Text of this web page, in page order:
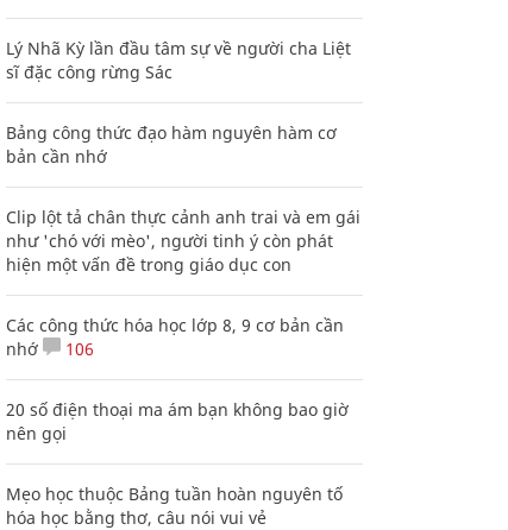
Lý Nhã Kỳ lần đầu tâm sự về người cha Liệt
sĩ đặc công rừng Sác
Bảng công thức đạo hàm nguyên hàm cơ
bản cần nhớ
Clip lột tả chân thực cảnh anh trai và em gái
như 'chó với mèo', người tinh ý còn phát
hiện một vấn đề trong giáo dục con
Các công thức hóa học lớp 8, 9 cơ bản cần
nhớ
106
20 số điện thoại ma ám bạn không bao giờ
nên gọi
Mẹo học thuộc Bảng tuần hoàn nguyên tố
hóa học bằng thơ, câu nói vui vẻ